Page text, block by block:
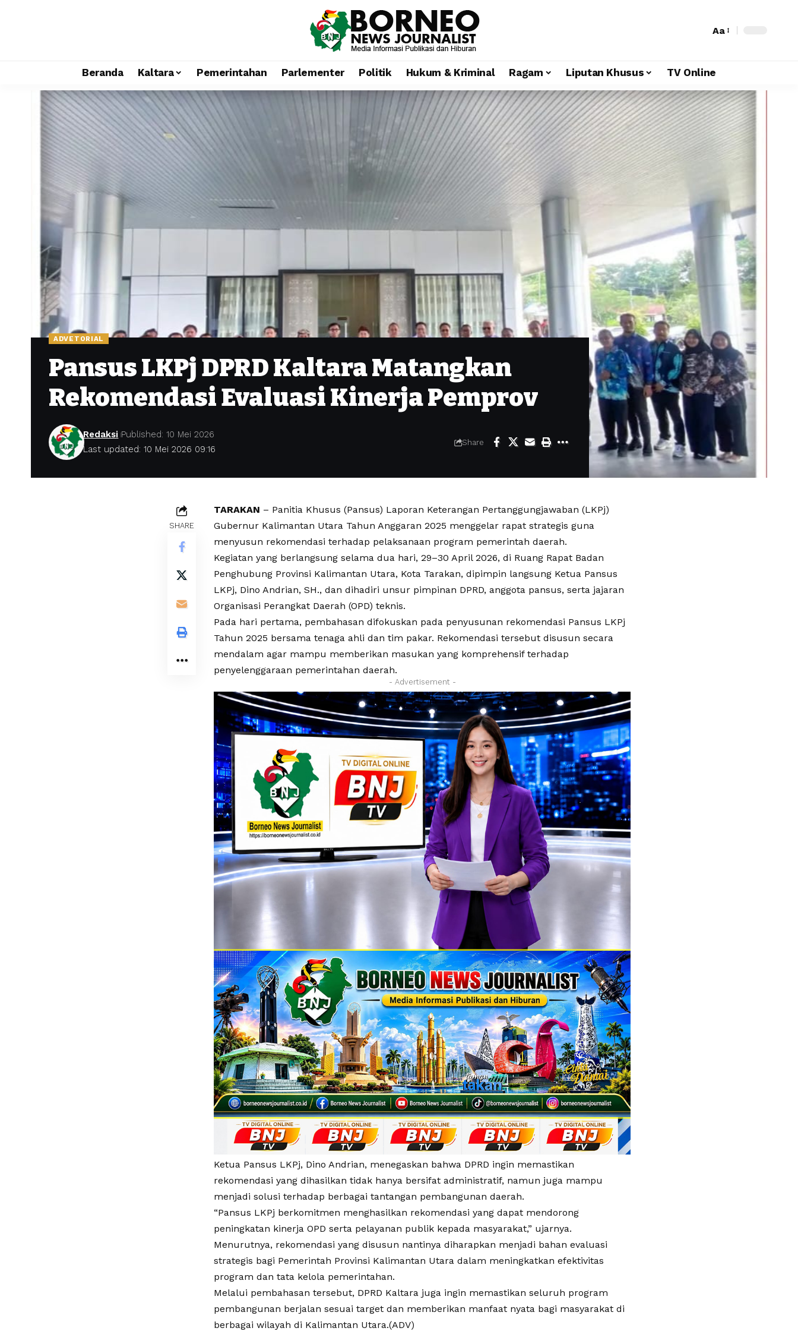
Aa
Beranda Kaltara Pemerintahan Parlementer Politik Hukum & Kriminal Ragam Liputan Khusus TV Online
ADVETORIAL
Pansus LKPj DPRD Kaltara Matangkan
Rekomendasi Evaluasi Kinerja Pemprov
Last updated: 10 Mei 2026 09:16
Redaksi Published: 10 Mei 2026
Share
SHARE
TARAKAN – Panitia Khusus (Pansus) Laporan Keterangan Pertanggungjawaban (LKPj)
Gubernur Kalimantan Utara Tahun Anggaran 2025 menggelar rapat strategis guna
menyusun rekomendasi terhadap pelaksanaan program pemerintah daerah.
Kegiatan yang berlangsung selama dua hari, 29–30 April 2026, di Ruang Rapat Badan
Penghubung Provinsi Kalimantan Utara, Kota Tarakan, dipimpin langsung Ketua Pansus
LKPj, Dino Andrian, SH., dan dihadiri unsur pimpinan DPRD, anggota pansus, serta jajaran
Organisasi Perangkat Daerah (OPD) teknis.
Pada hari pertama, pembahasan difokuskan pada penyusunan rekomendasi Pansus LKPj
Tahun 2025 bersama tenaga ahli dan tim pakar. Rekomendasi tersebut disusun secara
mendalam agar mampu memberikan masukan yang komprehensif terhadap
penyelenggaraan pemerintahan daerah.
- Advertisement -
Ketua Pansus LKPj, Dino Andrian, menegaskan bahwa DPRD ingin memastikan
rekomendasi yang dihasilkan tidak hanya bersifat administratif, namun juga mampu
menjadi solusi terhadap berbagai tantangan pembangunan daerah.
“Pansus LKPj berkomitmen menghasilkan rekomendasi yang dapat mendorong
peningkatan kinerja OPD serta pelayanan publik kepada masyarakat,” ujarnya.
Menurutnya, rekomendasi yang disusun nantinya diharapkan menjadi bahan evaluasi
strategis bagi Pemerintah Provinsi Kalimantan Utara dalam meningkatkan efektivitas
program dan tata kelola pemerintahan.
Melalui pembahasan tersebut, DPRD Kaltara juga ingin memastikan seluruh program
pembangunan berjalan sesuai target dan memberikan manfaat nyata bagi masyarakat di
berbagai wilayah di Kalimantan Utara.(ADV)